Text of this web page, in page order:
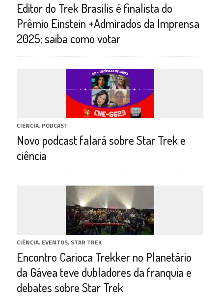
Editor do Trek Brasilis é finalista do
Prêmio Einstein +Admirados da Imprensa
2025; saiba como votar
CIÊNCIA, PODCAST
Novo podcast falará sobre Star Trek e
ciência
CIÊNCIA, EVENTOS, STAR TREK
Encontro Carioca Trekker no Planetário
da Gávea teve dubladores da franquia e
debates sobre Star Trek